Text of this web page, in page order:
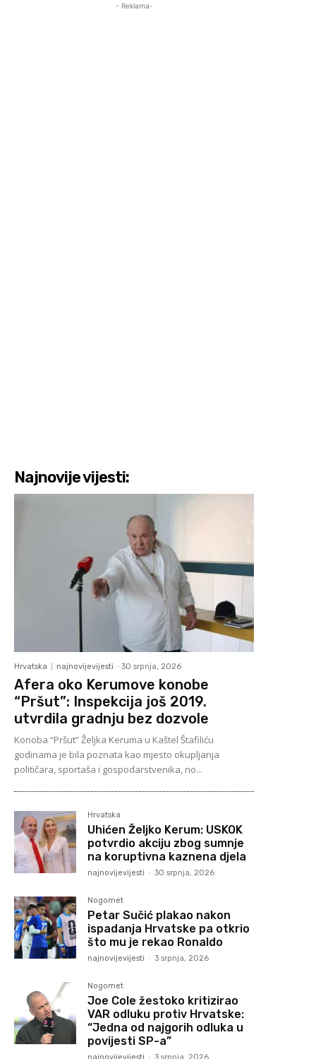
- Reklama-
Najnovije vijesti:
Hrvatska najnovijevijesti - 30 srpnja, 2026
Afera oko Kerumove konobe
“Pršut”: Inspekcija još 2019.
utvrdila gradnju bez dozvole
Konoba “Pršut” Željka Keruma u Kaštel Štafiliću
godinama je bila poznata kao mjesto okupljanja
političara, sportaša i gospodarstvenika, no...
Hrvatska
Uhićen Željko Kerum: USKOK
potvrdio akciju zbog sumnje
na koruptivna kaznena djela
najnovijevijesti - 30 srpnja, 2026
Nogomet
Petar Sučić plakao nakon
ispadanja Hrvatske pa otkrio
što mu je rekao Ronaldo
najnovijevijesti - 3 srpnja, 2026
Nogomet
Joe Cole žestoko kritizirao
VAR odluku protiv Hrvatske:
“Jedna od najgorih odluka u
povijesti SP-a”